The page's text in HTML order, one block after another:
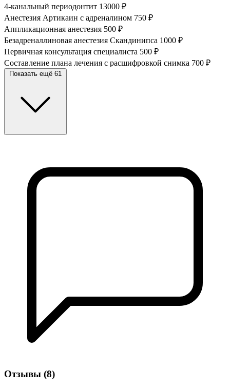
4-канальный периодонтит 13000 ₽
Анестезия Артикаин с адреналином 750 ₽
Аппликационная анестезия 500 ₽
Безадреналлиновая анестезия Скандинипса 1000 ₽
Первичная консультация специалиста 500 ₽
Составление плана лечения с расшифровкой снимка 700 ₽
Показать ещё 61
Отзывы (8)